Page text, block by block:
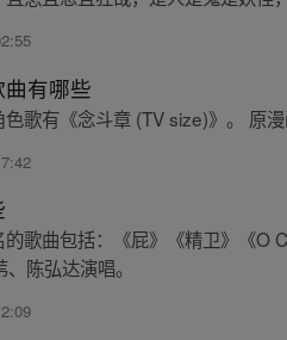
有哪些
色歌有《念斗章 (TV size)》。 原
的歌曲包括：《屁》《精卫》《
陈弘达演唱。